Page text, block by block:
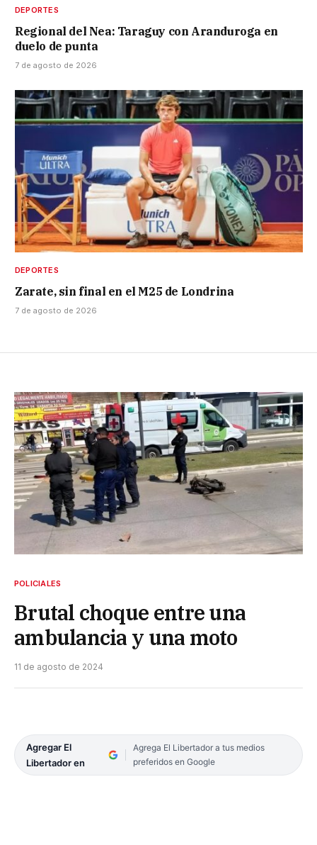
DEPORTES
Regional del Nea: Taraguy con Aranduroga en
duelo de punta
7 de agosto de 2026
DEPORTES
Zarate, sin final en el M25 de Londrina
7 de agosto de 2026
POLICIALES
Brutal choque entre una
ambulancia y una moto
11 de agosto de 2024
Agregar El
Libertador en
Agrega El Libertador a tus medios
preferidos en Google